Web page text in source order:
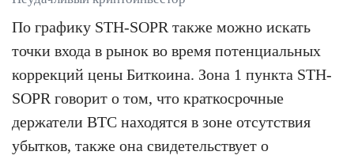
По графику STH-SOPR также можно искать
точки входа в рынок во время потенциальных
коррекций цены Биткоина. Зона 1 пункта STH-
SOPR говорит о том, что краткосрочные
держатели BTC находятся в зоне отсутствия
убытков, также она свидетельствует о